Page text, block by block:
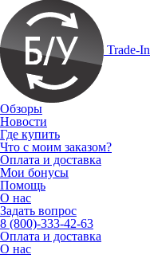
Trade-In
Обзоры
Новости
Где купить
Что с моим заказом?
Оплата и доставка
Мои бонусы
Помощь
О нас
Задать вопрос
8 (800)-333-42-63
Оплата и доставка
О нас